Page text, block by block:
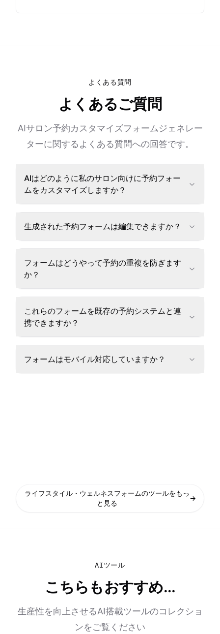
よくある質問
よくあるご質問
AIサロン予約カスタマイズフォームジェネレー
ターに関するよくある質問への回答です。
AIはどのように私のサロン向けに予約フォー
ムをカスタマイズしますか？
生成された予約フォームは編集できますか？
フォームはどうやって予約の重複を防ぎます
か？
これらのフォームを既存の予約システムと連
携できますか？
フォームはモバイル対応していますか？
ライフスタイル・ウェルネスフォームのツールをもっ
と見る
→
AIツール
こちらもおすすめ...
生産性を向上させるAI搭載ツールのコレクショ
ンをご覧ください